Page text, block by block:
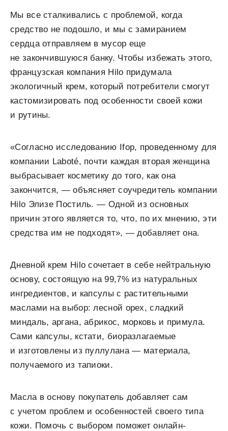
Мы все сталкивались с проблемой, когда
средство не подошло, и мы с замиранием
сердца отправляем в мусор еще
не закончившуюся банку. Чтобы избежать этого,
французская компания Hilo придумала
экологичный крем, который потребители смогут
кастомизировать под особенности своей кожи
и рутины.
«Согласно исследованию Ifop, проведенному для
компании Laboté, почти каждая вторая женщина
выбрасывает косметику до того, как она
закончится, — объясняет соучредитель компании
Hilo Элизе Постиль. — Одной из основных
причин этого является то, что, по их мнению, эти
средства им не подходят», — добавляет она.
Дневной крем Hilo сочетает в себе нейтральную
основу, состоящую на 99,7% из натуральных
ингредиентов, и капсулы с растительными
маслами на выбор: лесной орех, сладкий
миндаль, аргана, абрикос, морковь и примула.
Сами капсулы, кстати, биоразлагаемые
и изготовлены из пуллулана — материала,
получаемого из тапиоки.
Масла в основу покупатель добавляет сам
с учетом проблем и особенностей своего типа
кожи. Помочь с выбором поможет онлайн-